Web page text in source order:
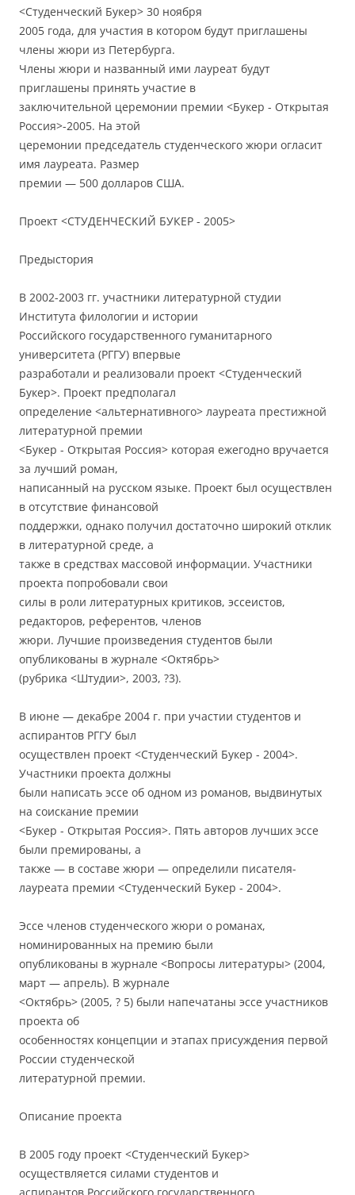
<Студенческий Букер> 30 ноября
2005 года, для участия в котором будут приглашены
члены жюри из Петербурга.
Члены жюри и названный ими лауреат будут
приглашены принять участие в
заключительной церемонии премии <Букер - Открытая
Россия>-2005. На этой
церемонии председатель студенческого жюри огласит
имя лауреата. Размер
премии — 500 долларов США.
Проект <СТУДЕНЧЕСКИЙ БУКЕР - 2005>
Предыстория
В 2002-2003 гг. участники литературной студии
Института филологии и истории
Российского государственного гуманитарного
университета (РГГУ) впервые
разработали и реализовали проект <Студенческий
Букер>. Проект предполагал
определение <альтернативного> лауреата престижной
литературной премии
<Букер - Открытая Россия> которая ежегодно вручается
за лучший роман,
написанный на русском языке. Проект был осуществлен
в отсутствие финансовой
поддержки, однако получил достаточно широкий отклик
в литературной среде, а
также в средствах массовой информации. Участники
проекта попробовали свои
силы в роли литературных критиков, эссеистов,
редакторов, референтов, членов
жюри. Лучшие произведения студентов были
опубликованы в журнале <Октябрь>
(рубрика <Штудии>, 2003, ?3).
В июне — декабре 2004 г. при участии студентов и
аспирантов РГГУ был
осуществлен проект <Студенческий Букер - 2004>.
Участники проекта должны
были написать эссе об одном из романов, выдвинутых
на соискание премии
<Букер - Открытая Россия>. Пять авторов лучших эссе
были премированы, а
также — в составе жюри — определили писателя-
лауреата премии <Студенческий Букер - 2004>.
Эссе членов студенческого жюри о романах,
номинированных на премию были
опубликованы в журнале <Вопросы литературы> (2004,
март — апрель). В журнале
<Октябрь> (2005, ? 5) были напечатаны эссе участников
проекта об
особенностях концепции и этапах присуждения первой
России студенческой
литературной премии.
Описание проекта
В 2005 году проект <Студенческий Букер>
осуществляется силами студентов и